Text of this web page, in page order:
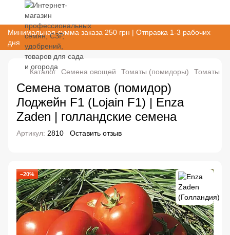
Минимальная сумма заказа 250 грн | Отправка 1-3 рабочих
дня
Каталог Семена овощей Томаты (помидоры) Томаты
Семена томатов (помидор)
Лоджейн F1 (Lojain F1) | Enza
Zaden | голландские семена
Артикул: 2810 Оставить отзыв
−20%